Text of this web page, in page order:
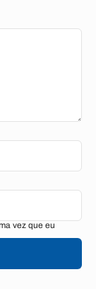
vez que eu